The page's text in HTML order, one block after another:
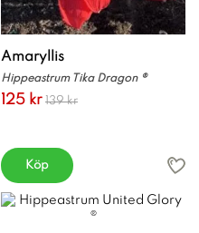
Amaryllis
Hippeastrum Tika Dragon ®
125 kr 139 kr
Köp